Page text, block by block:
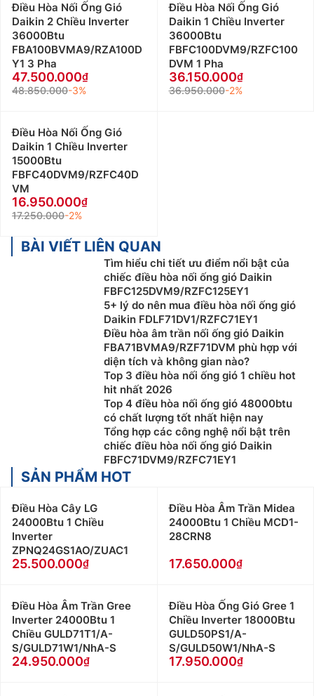
Điều Hòa Nối Ống Gió
Daikin 2 Chiều Inverter
36000Btu
FBA100BVMA9/RZA100D
Y1 3 Pha
47.500.000
48.850.000-3%
Điều Hòa Nối Ống Gió
Daikin 1 Chiều Inverter
36000Btu
FBFC100DVM9/RZFC100
DVM 1 Pha
36.150.000
36.950.000-2%
Điều Hòa Nối Ống Gió
Daikin 1 Chiều Inverter
15000Btu
FBFC40DVM9/RZFC40D
VM
16.950.000
17.250.000-2%
BÀI VIẾT LIÊN QUAN
Tìm hiểu chi tiết ưu điểm nổi bật của
chiếc điều hòa nối ống gió Daikin
FBFC125DVM9/RZFC125EY1
5+ lý do nên mua điều hòa nối ống gió
Daikin FDLF71DV1/RZFC71EY1
Điều hòa âm trần nối ống gió Daikin
FBA71BVMA9/RZF71DVM phù hợp với
diện tích và không gian nào?
Top 3 điều hòa nối ống gió 1 chiều hot
hit nhất 2026
Top 4 điều hòa nối ống gió 48000btu
có chất lượng tốt nhất hiện nay
Tổng hợp các công nghệ nổi bật trên
chiếc điều hòa nối ống gió Daikin
FBFC71DVM9/RZFC71EY1
SẢN PHẨM HOT
Điều Hòa Cây LG
24000Btu 1 Chiều
Inverter
ZPNQ24GS1AO/ZUAC1
25.500.000
Điều Hòa Âm Trần Midea
24000Btu 1 Chiều MCD1-
28CRN8
17.650.000
Điều Hòa Âm Trần Gree
Inverter 24000Btu 1
Chiều GULD71T1/A-
S/GULD71W1/NhA-S
24.950.000
Điều Hòa Ống Gió Gree 1
Chiều Inverter 18000Btu
GULD50PS1/A-
S/GULD50W1/NhA-S
17.950.000